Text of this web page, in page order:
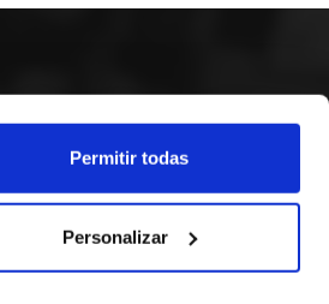
Permitir todas
Personalizar